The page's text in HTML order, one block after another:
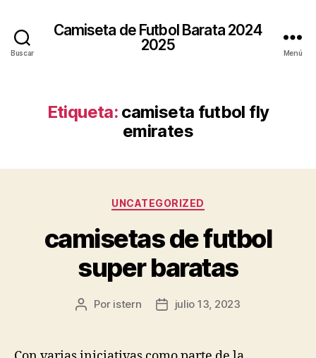
Buscar
Camiseta de Futbol Barata 2024
2025
Menú
Etiqueta: camiseta futbol fly
emirates
Categorías
UNCATEGORIZED
camisetas de futbol
super baratas
Autor
entrada
Por istern
Fecha
entrada
julio 13, 2023